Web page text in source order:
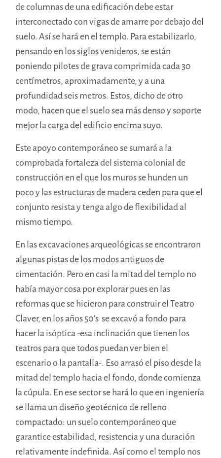
de columnas de una edificación debe estar
interconectado con vigas de amarre por debajo del
suelo. Así se hará en el templo. Para estabilizarlo,
pensando en los siglos venideros, se están
poniendo pilotes de grava comprimida cada 30
centímetros, aproximadamente, y a una
profundidad seis metros. Estos, dicho de otro
modo, hacen que el suelo sea más denso y soporte
mejor la carga del edificio encima suyo.
Este apoyo contemporáneo se sumará a la
comprobada fortaleza del sistema colonial de
construcción en el que los muros se hunden un
poco y las estructuras de madera ceden para que el
conjunto resista y tenga algo de flexibilidad al
mismo tiempo.
En las excavaciones arqueológicas se encontraron
algunas pistas de los modos antiguos de
cimentación. Pero en casi la mitad del templo no
había mayor cosa por explorar pues en las
reformas que se hicieron para construir el Teatro
Claver, en los años 50’s se excavó a fondo para
hacer la isóptica -esa inclinación que tienen los
teatros para que todos puedan ver bien el
escenario o la pantalla-. Eso arrasó el piso desde la
mitad del templo hacia el fondo, donde comienza
la cúpula. En ese sector se hará lo que en ingeniería
se llama un diseño geotécnico de relleno
compactado: un suelo contemporáneo que
garantice estabilidad, resistencia y una duración
relativamente indefinida. Así como el templo nos